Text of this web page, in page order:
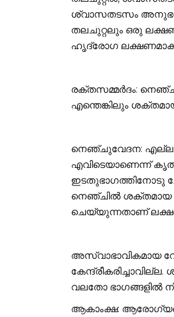
ശ്വാസതടസം
തലചുറ്റലും ഒരു
ഹൃദ്രോഗ
രക്തസമ്മര്‍ദം:
എന്തെങ്കിലും
നെഞ്ചുവേദന:
എവിടെയാണെന്ന്
ഇടതുഭാഗത്തിനോടു
നെഞ്ചില്‍ ശക്തമായ
ചെയ്യുന്നതാണ്
അസ്വാഭാവികമായ
വലതോ ഭാഗങ്ങളില്‍
ആകാംക്ഷ: